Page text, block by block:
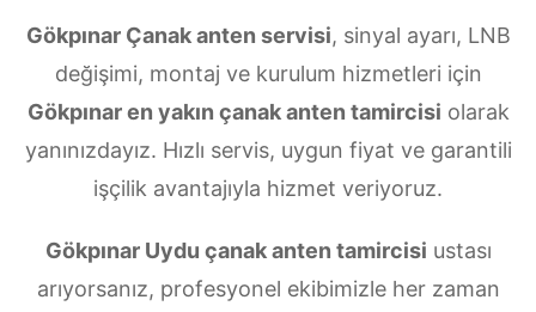
Gökpınar Çanak anten servisi, sinyal ayarı, LNB
değişimi, montaj ve kurulum hizmetleri için
Gökpınar en yakın çanak anten tamircisi olarak
yanınızdayız. Hızlı servis, uygun fiyat ve garantili
işçilik avantajıyla hizmet veriyoruz.
Gökpınar Uydu çanak anten tamircisi ustası
arıyorsanız, profesyonel ekibimizle her zaman